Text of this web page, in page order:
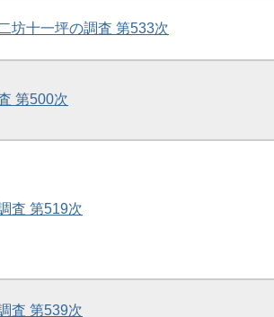
坊十一坪の調査 第533次
第500次
査 第519次
査 第539次